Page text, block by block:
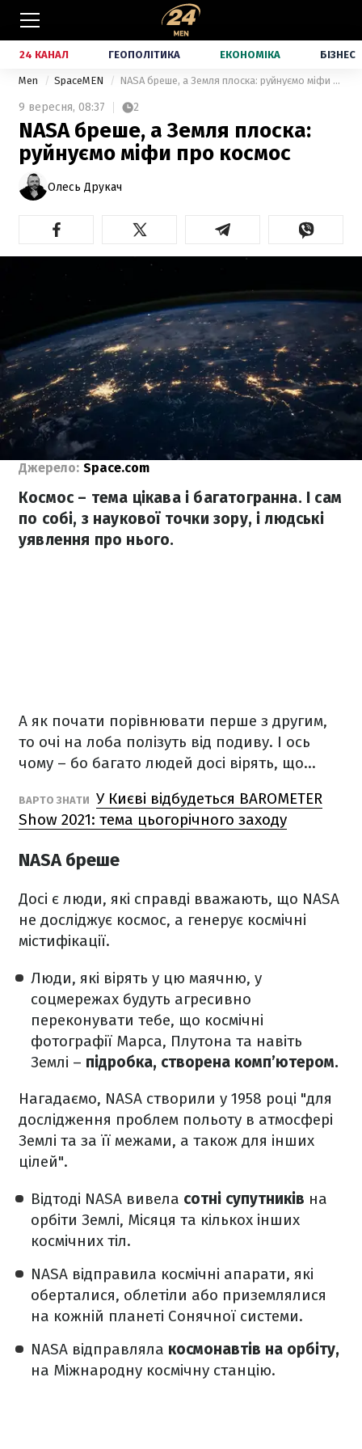
24 КАНАЛ ГЕОПОЛІТИКА ЕКОНОМІКА БІЗНЕС
Men SpaceMEN NASA бреше, а Земля плоска: руйнуємо міфи про космос
9 вересня, 08:37 2
NASA бреше, а Земля плоска:
руйнуємо міфи про космос
Олесь Друкач
Джерело: Space.com
Космос – тема цікава і багатогранна. І сам
по собі, з наукової точки зору, і людські
уявлення про нього.
А як почати порівнювати перше з другим,
то очі на лоба полізуть від подиву. І ось
чому – бо багато людей досі вірять, що...
ВАРТО ЗНАТИ У Києві відбудеться BAROMETER
Show 2021: тема цьогорічного заходу
NASA бреше
Досі є люди, які справді вважають, що NASA
не досліджує космос, а генерує космічні
містифікації.
Люди, які вірять у цю маячню, у
соцмережах будуть агресивно
переконувати тебе, що космічні
фотографії Марса, Плутона та навіть
Землі – підробка, створена комп’ютером.
Нагадаємо, NASA створили у 1958 році "для
дослідження проблем польоту в атмосфері
Землі та за її межами, а також для інших
цілей".
Відтоді NASA вивела сотні супутників на
орбіти Землі, Місяця та кількох інших
космічних тіл.
NASA відправила космічні апарати, які
оберталися, облетіли або приземлялися
на кожній планеті Сонячної системи.
NASA відправляла космонавтів на орбіту,
на Міжнародну космічну станцію.